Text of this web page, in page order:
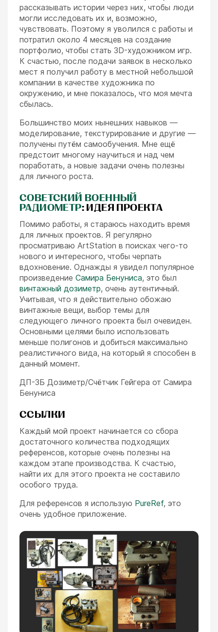
рассказывать истории через них, чтобы люди
могли исследовать их и, возможно,
чувствовать. Поэтому я уволился с работы и
потратил около 4 месяцев на создание
портфолио, чтобы стать 3D-художником игр.
К счастью, после подачи заявок в несколько
мест я получил работу в местной небольшой
компании в качестве художника по
окружению, и мне показалось, что моя мечта
сбылась.
Большинство моих нынешних навыков —
моделирование, текстурирование и другие —
получены путём самообучения. Мне ещё
предстоит многому научиться и над чем
поработать, а новые задачи очень полезны
для личного роста.
СОВЕТСКИЙ ВОЕННЫЙ
РАДИОМЕТР: ИДЕЯ ПРОЕКТА
Помимо работы, я стараюсь находить время
для личных проектов. Я регулярно
просматриваю ArtStation в поисках чего-то
нового и интересного, чтобы черпать
вдохновение. Однажды я увидел популярное
произведение Самира Бенуниса, это был
винтажный дозиметр, очень аутентичный.
Учитывая, что я действительно обожаю
винтажные вещи, выбор темы для
следующего личного проекта был очевиден.
Основными целями было использовать
меньше полигонов и добиться максимально
реалистичного вида, на который я способен в
данный момент.
ДП-3Б Дозиметр/Счётчик Гейгера от Самира
Бенуниса
ССЫЛКИ
Каждый мой проект начинается со сбора
достаточного количества подходящих
референсов, которые очень полезны на
каждом этапе производства. К счастью,
найти их для этого проекта не составило
особого труда.
Для референсов я использую PureRef, это
очень удобное приложение.